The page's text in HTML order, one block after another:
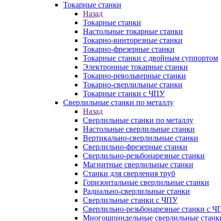
Токарные станки
Назад
Токарные станки
Настольные токарные станки
Токарно-винторезные станки
Токарно-фрезерные станки
Токарные станки с двойным суппортом
Электронные токарные станки
Токарно-револьверные станки
Токарно-сверлильные станки
Токарные станки с ЧПУ
Сверлильные станки по металлу
Назад
Сверлильные станки по металлу
Настольные сверлильные станки
Вертикально-сверлильные станки
Сверлильно-фрезерные станки
Сверлильно-резьбонарезные станки
Магнитные сверлильные станки
Станки для сверления труб
Горизонтальные сверлильные станки
Радиально-сверлильные станки
Сверлильные станки с ЧПУ
Сверлильно-резьбонарезные станки с
Многошпиндельные сверлильные